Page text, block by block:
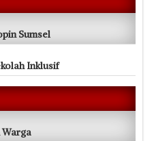
Sumsel
Inklusif
Warga